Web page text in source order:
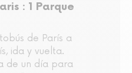
: 1 Parque
de París a
ida y vuelta.
de un día para